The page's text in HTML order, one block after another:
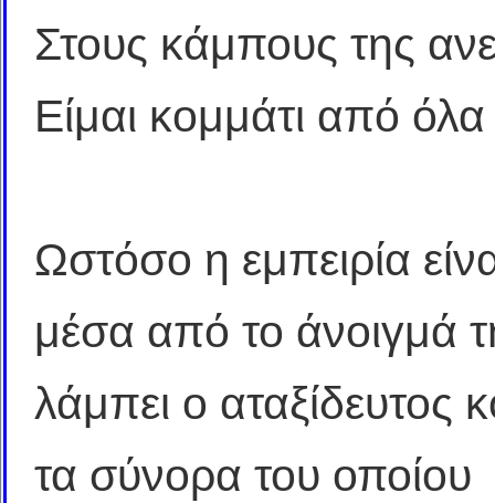
Στους κάμπους της
Είμαι κομμάτι από
Ωστόσο η εμπειρία
μέσα από το άνοιγμά
λάμπει ο αταξίδευτος
τα σύνορα του οποίου